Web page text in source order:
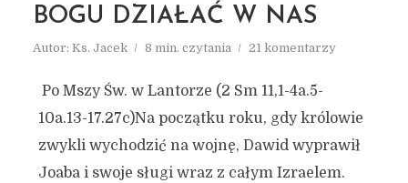
BOGU DZIAŁAĆ W NAS
Autor: Ks. Jacek 8 min. czytania 21 komentarzy
Po Mszy Św. w Lantorze (2 Sm 11,1-4a.5-
10a.13-17.27c)Na początku roku, gdy królowie
zwykli wychodzić na wojnę, Dawid wyprawił
Joaba i swoje sługi wraz z całym Izraelem.